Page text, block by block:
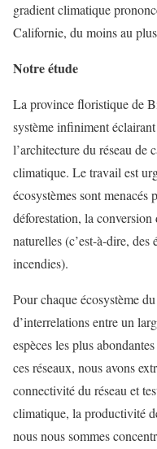
gradient climatique
Californie, du moins au
Notre étude
La province floristique de
système infiniment
l’architecture du réseau de
climatique. Le travail est
écosystèmes sont menacés
déforestation, la conversion
naturelles (c’est-à-dire, des
incendies).
Pour chaque écosystème
d’interrelations entre un
espèces les plus
ces réseaux, nous avons
connectivité du réseau et
climatique, la productivité
nous nous sommes